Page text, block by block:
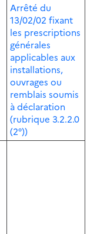
Arrêté du
13/02/02 fixant
les prescriptions
générales
applicables aux
installations,
ouvrages ou
remblais soumis
à déclaration
(rubrique 3.2.2.0
(2°))